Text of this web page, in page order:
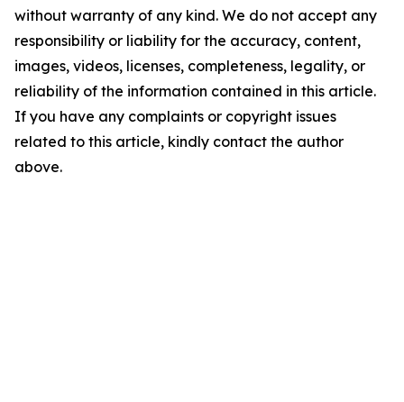
without warranty of any kind. We do not accept any
responsibility or liability for the accuracy, content,
images, videos, licenses, completeness, legality, or
reliability of the information contained in this article.
If you have any complaints or copyright issues
related to this article, kindly contact the author
above.